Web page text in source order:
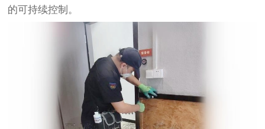
的可持续控制。